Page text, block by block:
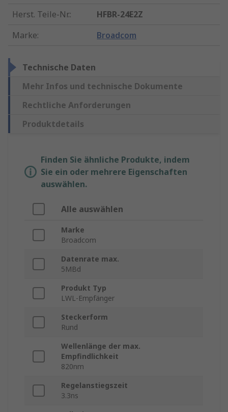
Herst. Teile-Nr.:
HFBR-24E2Z
Marke: Broadcom
Technische Daten
Mehr Infos und technische Dokumente
Rechtliche Anforderungen
Produktdetails
Finden Sie ähnliche Produkte, indem
Sie ein oder mehrere Eigenschaften
auswählen.
Alle auswählen
Marke
Broadcom
Datenrate max.
5MBd
Produkt Typ
LWL-Empfänger
Steckerform
Rund
Wellenlänge der max.
Empfindlichkeit
820nm
Regelanstiegszeit
3.3ns